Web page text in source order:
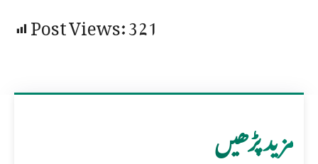
Post Views:321
مزید پڑھیں